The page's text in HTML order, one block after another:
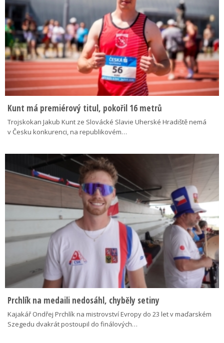
Kunt má premiérový titul, pokořil 16 metrů
Trojskokan Jakub Kunt ze Slovácké Slavie Uherské Hradiště nemá
v Česku konkurenci, na republikovém…
Prchlík na medaili nedosáhl, chyběly setiny
Kajakář Ondřej Prchlík na mistrovství Evropy do 23 let v maďarském
Szegedu dvakrát postoupil do finálových…